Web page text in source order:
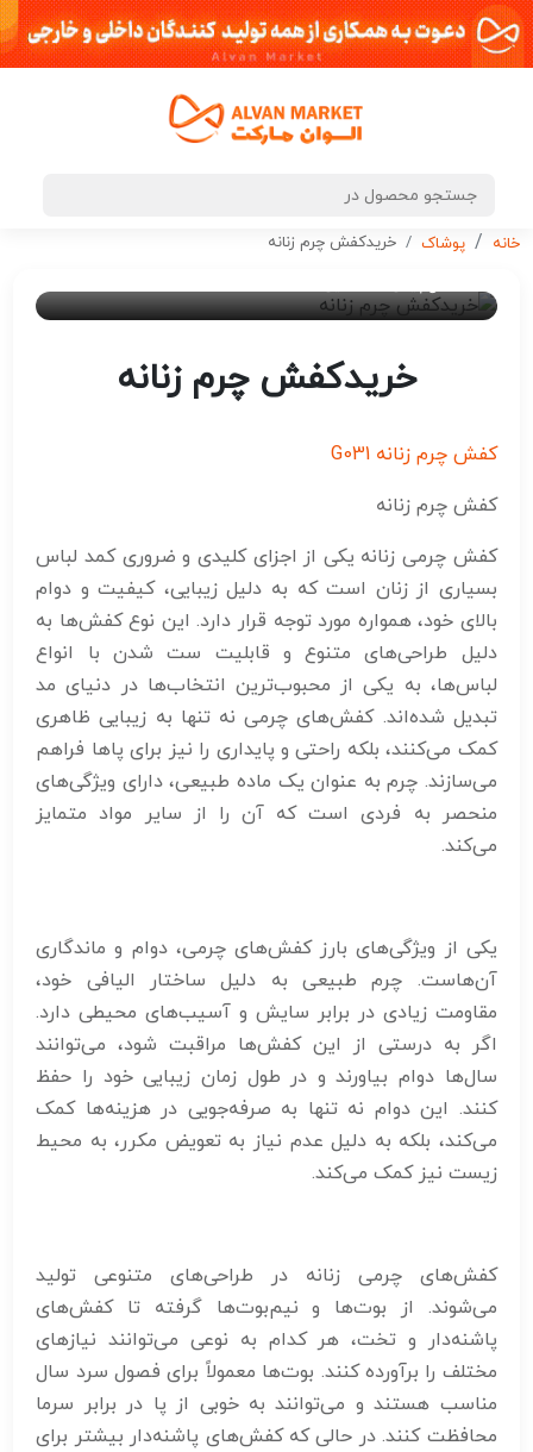
خانه پوشاک
خریدکفش چرم زنانه
خریدکفش چرم زنانه
کفش چرم زنانه G031
کفش چرم زنانه
کفش چرمی زنانه یکی از اجزای کلیدی و ضروری کمد لباس
بسیاری از زنان است که به دلیل زیبایی، کیفیت و دوام
بالای خود، همواره مورد توجه قرار دارد. این نوع کفش‌ها به
دلیل طراحی‌های متنوع و قابلیت ست شدن با انواع
لباس‌ها، به یکی از محبوب‌ترین انتخاب‌ها در دنیای مد
تبدیل شده‌اند. کفش‌های چرمی نه تنها به زیبایی ظاهری
کمک می‌کنند، بلکه راحتی و پایداری را نیز برای پاها فراهم
می‌سازند. چرم به عنوان یک ماده طبیعی، دارای ویژگی‌های
منحصر به فردی است که آن را از سایر مواد متمایز
می‌کند.
یکی از ویژگی‌های بارز کفش‌های چرمی، دوام و ماندگاری
آن‌هاست. چرم طبیعی به دلیل ساختار الیافی خود،
مقاومت زیادی در برابر سایش و آسیب‌های محیطی دارد.
اگر به درستی از این کفش‌ها مراقبت شود، می‌توانند
سال‌ها دوام بیاورند و در طول زمان زیبایی خود را حفظ
کنند. این دوام نه تنها به صرفه‌جویی در هزینه‌ها کمک
می‌کند، بلکه به دلیل عدم نیاز به تعویض مکرر، به محیط
زیست نیز کمک می‌کند.
کفش‌های چرمی زنانه در طراحی‌های متنوعی تولید
می‌شوند. از بوت‌ها و نیم‌بوت‌ها گرفته تا کفش‌های
پاشنه‌دار و تخت، هر کدام به نوعی می‌توانند نیازهای
مختلف را برآورده کنند. بوت‌ها معمولاً برای فصول سرد سال
مناسب هستند و می‌توانند به خوبی از پا در برابر سرما
محافظت کنند. در حالی که کفش‌های پاشنه‌دار بیشتر برای